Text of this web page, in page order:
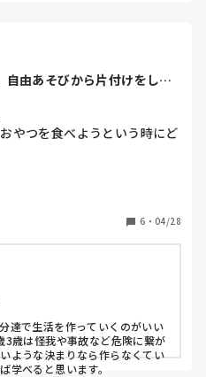
の行事費も絵の具も担任が
た…
わりやっと全学年の行事費の
めた封筒を出し…（てか、各
がすぐに確認しろよ）
分しかありません。できるは
…
…
行事費やってるのに…帰るの？
先生達に気をつけて帰ってね
るし整骨の病院も予約して
う程度なら分かるのですが…
がします。
由あそびから片付けをし、
やつを食べようという時にど
という子がいます。
尊重します。
生の見えるところでお願い
食べないといいます。
ことかと思うのですが
ると、幼児クラスへの準備と
、規範を知って欲しいと思い
そろお片付けしておやつだか
に伝えたり繰り返し伝えたり
いるのか絶対にあそびたい、
。
6 ・ 04/28
達で生活を作っていくのがいい
3歳は怪我や事故など危険に繋が
ような決まりなら作らなくてい
学べると思います。